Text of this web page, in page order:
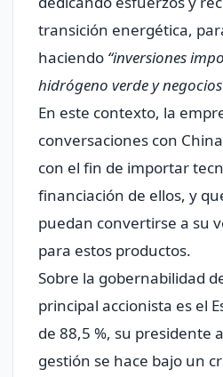
transición energética,
haciendo “inversiones
hidrógeno verde y
En este contexto, la
conversaciones con
con el fin de importar
financiación de ellos, y
puedan convertirse a su
para estos productos.
Sobre la gobernabilidad
principal accionista es el
de 88,5 %, su presidente
gestión se hace bajo un